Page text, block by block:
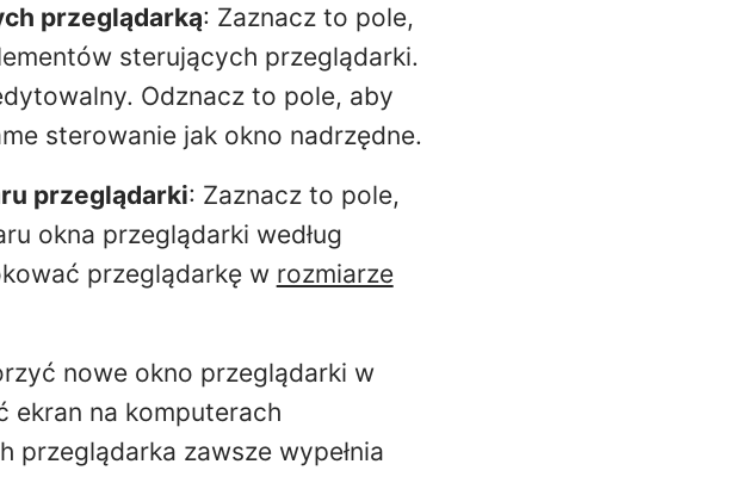
przeglądarką: Zaznacz to pole,
sterujących przeglądarki.
Odznacz to pole, aby
sterowanie jak okno nadrzędne.
przeglądarki: Zaznacz to pole,
okna przeglądarki według
przeglądarkę w rozmiarze
nowe okno przeglądarki w
ekran na komputerach
przeglądarka zawsze wypełnia